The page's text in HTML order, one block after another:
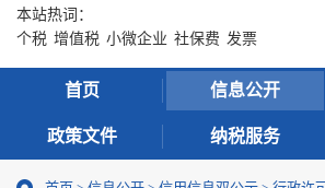
本站热词：
个税 增值税 小微企业 社保费 发票
首页 信息公开
政策文件 纳税服务